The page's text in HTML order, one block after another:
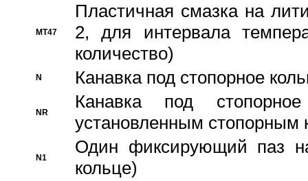
MT47
Пластичная смазка на
2, для интервала
количество)
N Канавка под стопорное
NR
Канавка под
установленным стопорным
N1
Один фиксирующий паз
кольце)